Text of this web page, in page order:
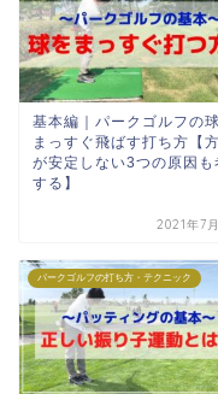
基本編｜パークゴルフの
まっすぐ飛ばす打ち方【
が安定しない3つの原因も
する】
2021年7
パークゴルフの打ち方・テクニック